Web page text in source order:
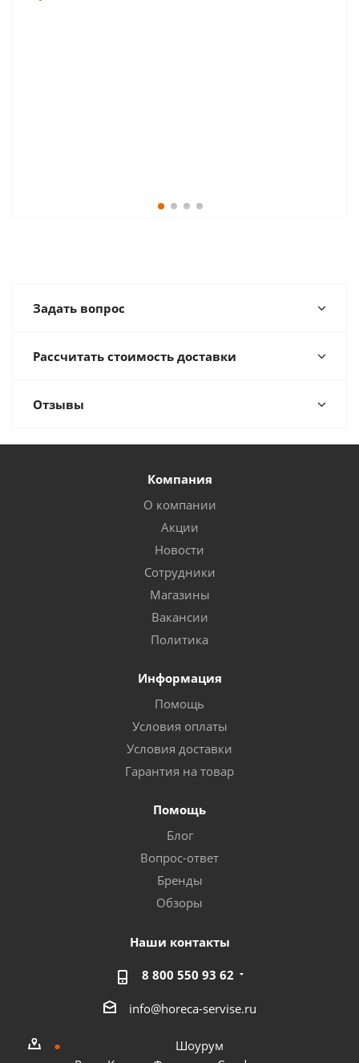
Задать вопрос
Рассчитать стоимость доставки
Отзывы
Компания
О компании
Акции
Новости
Сотрудники
Магазины
Вакансии
Политика
Информация
Помощь
Условия оплаты
Условия доставки
Гарантия на товар
Помощь
Блог
Вопрос-ответ
Бренды
Обзоры
Наши контакты
8 800 550 93 62
info@horeca-servise.ru
Шоурум